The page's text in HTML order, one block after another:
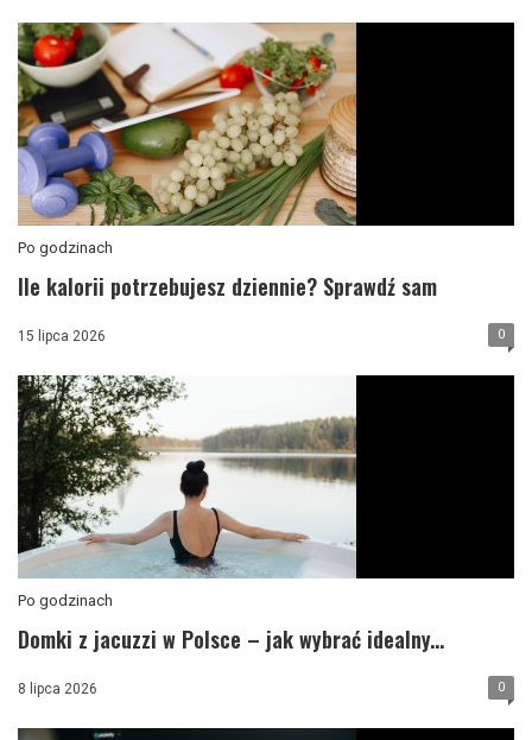
Po godzinach
Ile kalorii potrzebujesz dziennie? Sprawdź sam
15 lipca 2026 0
Po godzinach
Domki z jacuzzi w Polsce – jak wybrać idealny...
8 lipca 2026 0